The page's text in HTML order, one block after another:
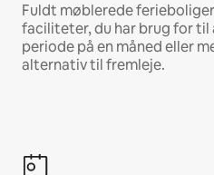
Fuldt møblerede
faciliteter, du har brug for
periode på en måned eller
alternativ til fremleje.